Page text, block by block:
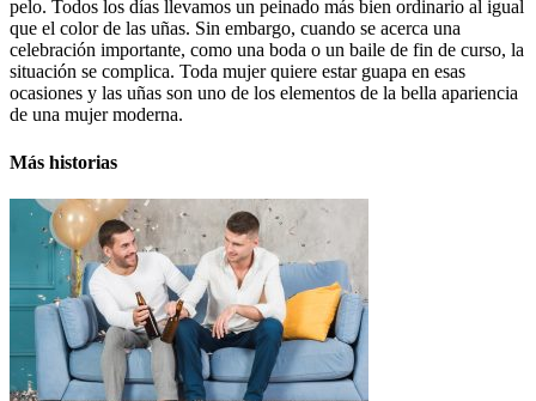
pelo. Todos los días llevamos un peinado más bien ordinario al igual
que el color de las uñas. Sin embargo, cuando se acerca una
celebración importante, como una boda o un baile de fin de curso, la
situación se complica. Toda mujer quiere estar guapa en esas
ocasiones y las uñas son uno de los elementos de la bella apariencia
de una mujer moderna.
Más historias